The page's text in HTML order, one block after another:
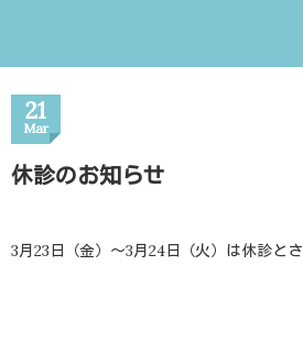
21
Mar
休診のお知らせ
3月23日（金）～3月24日（火）は休診と